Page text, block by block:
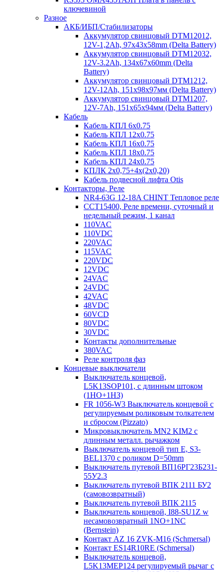
ключевиной
Разное
АКБ/ИБП/Стабилизаторы
Аккумулятор свинцовый DTM12012,
12V-1,2Ah, 97х43х58mm (Delta Battery)
Аккумулятор свинцовый DTM12032,
12V-3.2Ah, 134x67x60mm (Delta
Battery)
Аккумулятор свинцовый DTM1212,
12V-12Ah, 151х98х97мм (Delta Battery)
Аккумулятор свинцовый DTM1207,
12V-7Ah, 151х65х94мм (Delta Battery)
Кабель
Кабель КПЛ 6х0.75
Кабель КПЛ 12х0.75
Кабель КПЛ 16х0.75
Кабель КПЛ 18х0.75
Кабель КПЛ 24х0.75
КПЛК 2х0,75+4х(2х0,20)
Кабель подвесной лифта Otis
Контакторы, Реле
NR4-63G 12-18A CHINT Тепловое реле
CCT15400, Реле времени, суточный и
недельный режим, 1 канал
110VAC
110VDC
220VAC
115VAC
220VDC
12VDC
24VAC
24VDC
42VAC
48VDC
60VCD
80VDC
30VDC
Контакты дополнительные
380VAC
Реле контроля фаз
Концевые выключатели
Выключатель концевой,
L5K13SOP101, с длинным штоком
(1НО+1НЗ)
FR 1056-W3 Выключатель концевой с
регулируемым роликовым толкателем
и сбросом (Pizzato)
Микровыключатель MN2 KIM2 с
длинным металл. рычажком
Выключатель концевой тип Е, S3-
BEL1370 с роликом D=50mm
Выключатель путевой ВП16РГ23Б231-
55У2.3
Выключатель путевой ВПК 2111 БУ2
(самовозвратный)
Выключатель путевой ВПК 2115
Выключатель концевой, I88-SU1Z w
несамовозвратный 1NO+1NC
(Bernstein)
Контакт AZ 16 ZVK-M16 (Schmersal)
Контакт ES14R10RE (Schmersal)
Выключатель концевой,
L5K13MEP124 регулируемый рычаг с